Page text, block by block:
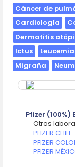
Cáncer de
Cardiología
Dermatitis
Ictus
Leucemia
Migraña
Pfizer (100%)
Otros
PFIZER CHILE
PFIZER
PFIZER